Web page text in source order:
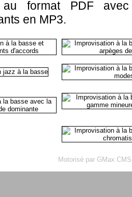
au format PDF
en MP3.
Motorisé par GMax